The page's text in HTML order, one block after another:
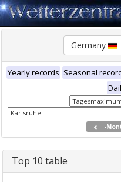
Germany
Yearly records Seasonal
-
Top 10 table